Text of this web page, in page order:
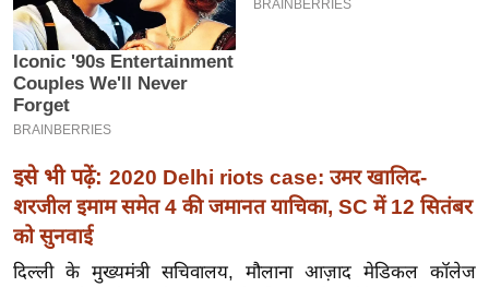
म
ई
-
पे
प
र
मि
सा
इसे भी पढ़ें: 2020 Delhi riots case: उमर खालिद-
शरजील इमाम समेत 4 की जमानत याचिका, SC में 12 सितंबर
को सुनवाई
दिल्ली के मुख्यमंत्री सचिवालय, मौलाना आज़ाद मेडिकल कॉलेज